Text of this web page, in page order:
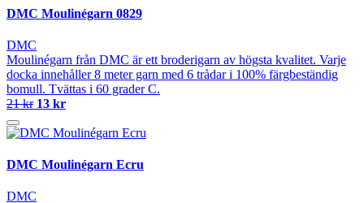
DMC Moulinégarn 0829
DMC
Moulinégarn från DMC är ett broderigarn av högsta kvalitet. Varje
docka innehåller 8 meter garn med 6 trådar i 100% färgbeständig
bomull. Tvättas i 60 grader C.
21 kr 13 kr
DMC Moulinégarn Ecru
DMC